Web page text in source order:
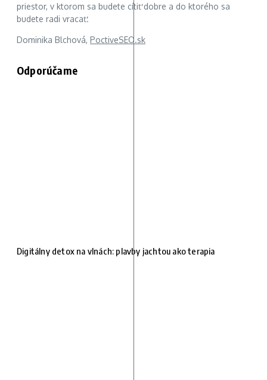
priestor, v ktorom sa budete cítiť dobre a do ktorého sa
budete radi vracať.
Dominika Blchová, PoctiveSEO.sk
Odporúčame
Digitálny detox na vlnách: plavby jachtou ako terapia